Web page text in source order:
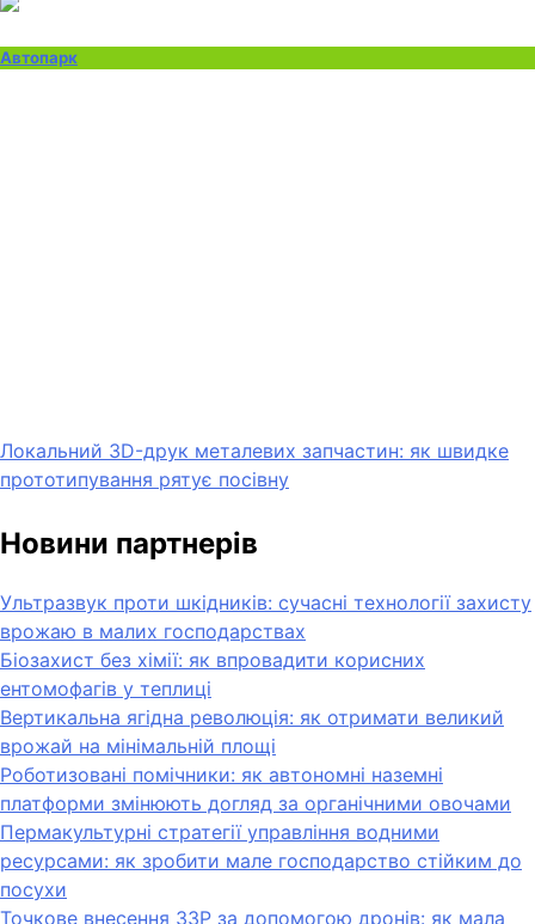
Автопарк
Локальний 3D-друк металевих запчастин: як швидке
прототипування рятує посівну
Новини партнерів
Ультразвук проти шкідників: сучасні технології захисту
врожаю в малих господарствах
Біозахист без хімії: як впровадити корисних
ентомофагів у теплиці
Вертикальна ягідна революція: як отримати великий
врожай на мінімальній площі
Роботизовані помічники: як автономні наземні
платформи змінюють догляд за органічними овочами
Пермакультурні стратегії управління водними
ресурсами: як зробити мале господарство стійким до
посухи
Точкове внесення ЗЗР за допомогою дронів: як мала